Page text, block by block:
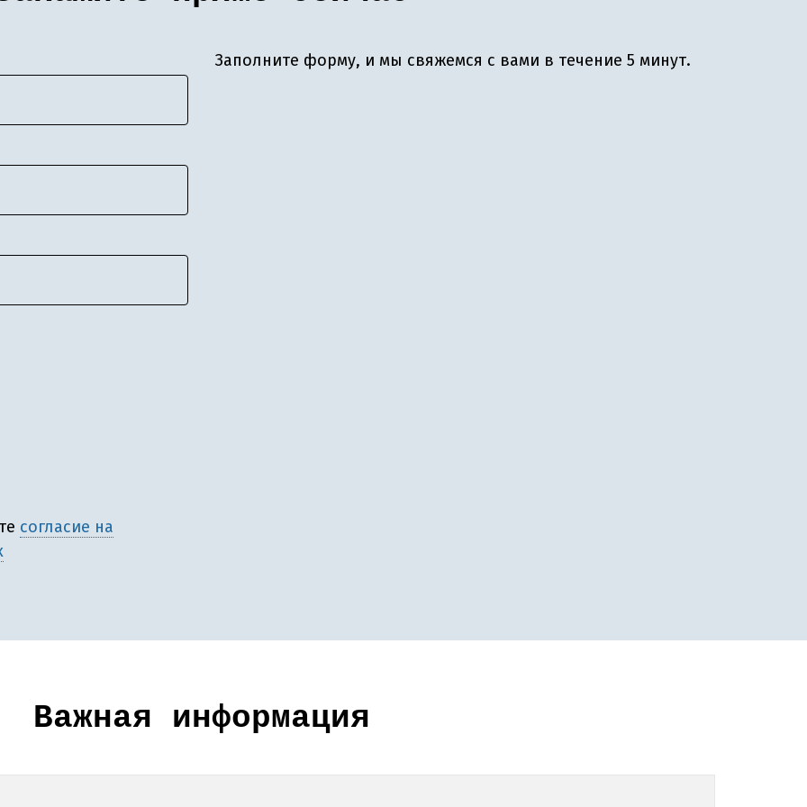
Заполните форму, и мы свяжемся с вами в течение 5 минут.
согласие на
Важная информация